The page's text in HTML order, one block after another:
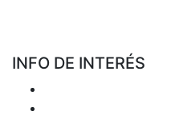
INFO DE INTERÉS